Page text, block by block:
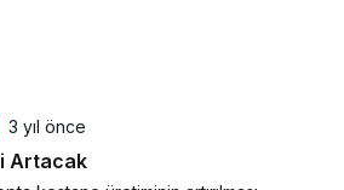
3 yıl önce
Artacak